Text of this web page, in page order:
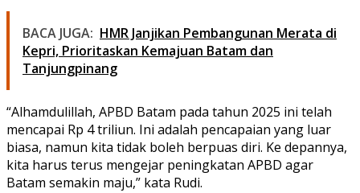
BACA JUGA: HMR Janjikan Pembangunan Merata di
Kepri, Prioritaskan Kemajuan Batam dan
Tanjungpinang
“Alhamdulillah, APBD Batam pada tahun 2025 ini telah
mencapai Rp 4 triliun. Ini adalah pencapaian yang luar
biasa, namun kita tidak boleh berpuas diri. Ke depannya,
kita harus terus mengejar peningkatan APBD agar
Batam semakin maju,” kata Rudi.